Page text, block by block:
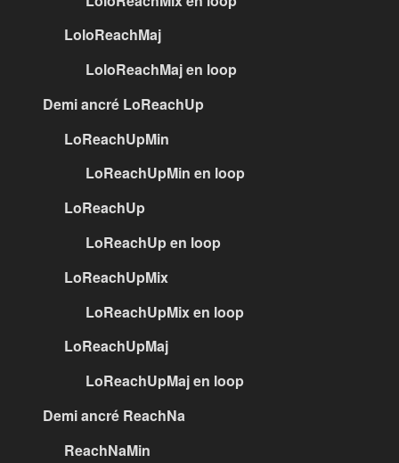
LoloReachMaj
LoloReachMaj en loop
Demi ancré LoReachUp
LoReachUpMin
LoReachUpMin en loop
LoReachUp
LoReachUp en loop
LoReachUpMix
LoReachUpMix en loop
LoReachUpMaj
LoReachUpMaj en loop
Demi ancré ReachNa
ReachNaMin